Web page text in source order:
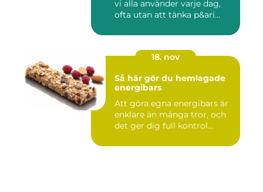
vi alla använder varje dag,
ofta utan att tänka p&ari...
18. nov
Så här gör du hemlagade
energibars
Att göra egna energibars är
enklare än många tror, och
det ger dig full kontrol...